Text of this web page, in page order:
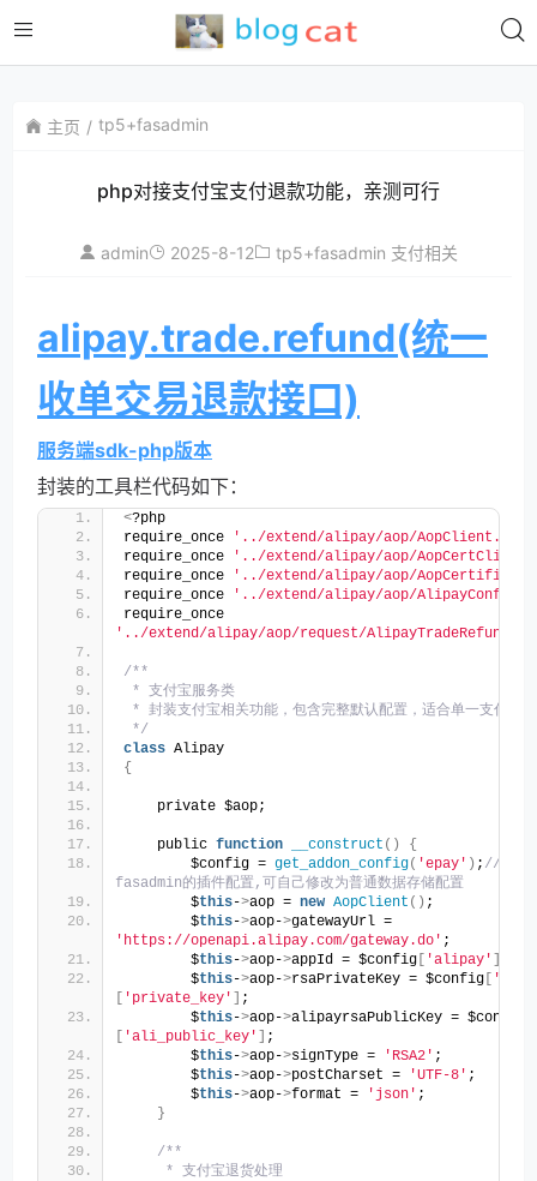
主页 tp5+fasadmin
php对接支付宝支付退款功能，亲测可行
admin 2025-8-12 tp5+fasadmin 支付相关
alipay.trade.refund(统一
收单交易退款接口)
服务端sdk-php版本
封装的工具栏代码如下：
<?php
require_once
'../extend/alipay/aop/AopClient.php'
require_once
'../extend/alipay/aop/
require_once
'../extend/alipay/aop/
require_once
'../extend/alipay/aop/
'../extend/alipay/aop/request/
/**
* 支付宝服务类
* 封装支付宝相关功能，包含完整默认配置，适合单一支付宝
*/
class Alipay
{
    private $aop;
    public
function __construct ()
{
        $config =
get_addon_config( 'epay' ) ; //这里
fasadmin的插件配置,可自己修改为普通数据存储配置
        $
this->aop = new AopClient () ;
        $
this->aop->
'https://openapi.alipay.com/gateway.do' ;
        $
this->aop->appId = $config 'alipay'
        $
this->aop->rsaPrivateKey = $config
'private_key'
;
        $
this->aop->alipayrsaPublicKey = $config
'ali_public_key'
;
        $
this->aop->signType = 'RSA2' ;
        $
this->aop->postCharset = 'UTF-8' ;
        $
this->aop->format = 'json' ;
}
/**
     * 支付宝退货处理